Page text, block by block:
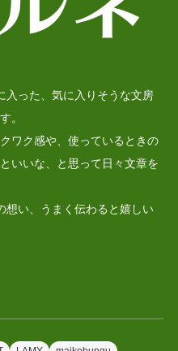
入った、気に入りそうな文房
。
ワク感や、使っているときの
いいな、と思って日々文章を
想い、うまく伝わると嬉しい